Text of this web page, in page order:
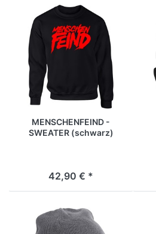
MENSCHENFEIND -
SWEATER (schwarz)
42,90 € *